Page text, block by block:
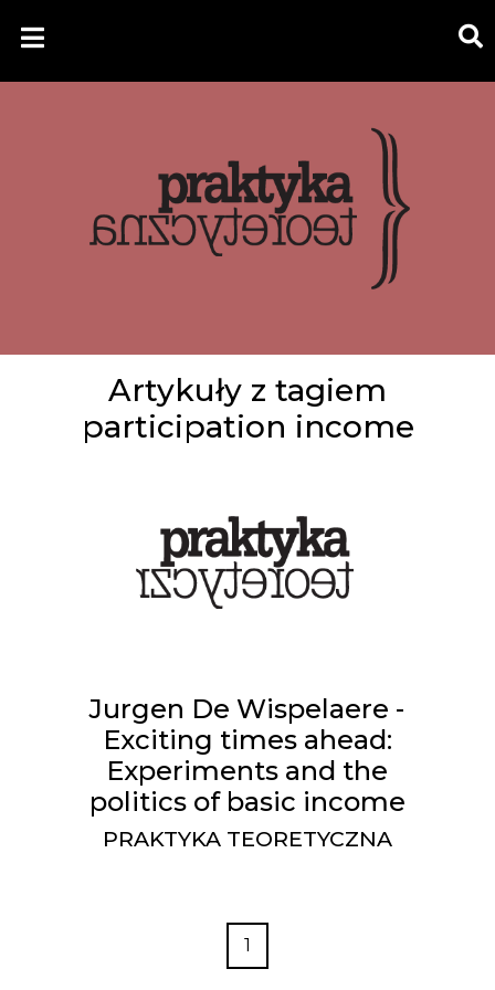
Artykuły z tagiem
participation income
Jurgen De Wispelaere -
Exciting times ahead:
Experiments and the
politics of basic income
PRAKTYKA TEORETYCZNA
1